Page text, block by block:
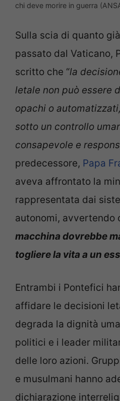
chi deve morire in guerra
Sulla scia di quanto
passato dal Vaticano,
scritto che “la
letale non può essere
opachi o
sotto un controllo
consapevole e
predecessore, Papa
aveva affrontato la
rappresentata dai
autonomi, avvertendo
macchina dovrebbe
togliere la vita a un
Entrambi i Pontefici
affidare le decisioni
degrada la dignità
politici e i leader
delle loro azioni.
e musulmani hanno
dichiarazione